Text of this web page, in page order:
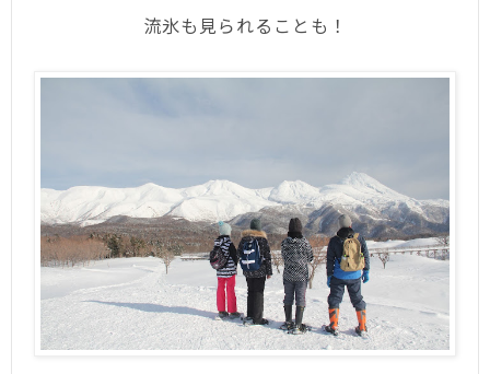
流氷も見られることも！